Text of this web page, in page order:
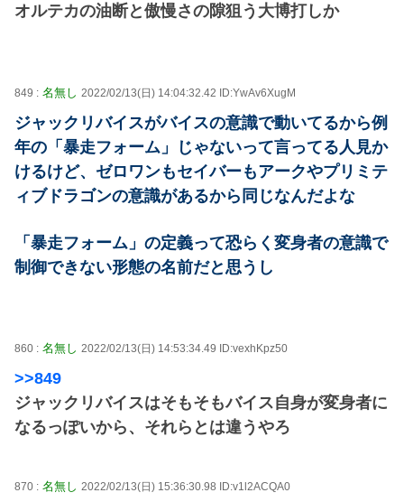
オルテカの油断と傲慢さの隙狙う大博打しか
849 : 名無し 2022/02/13(日) 14:04:32.42 ID:YwAv6XugM
ジャックリバイスがバイスの意識で動いてるから例
年の「暴走フォーム」じゃないって言ってる人見か
けるけど、ゼロワンもセイバーもアークやプリミテ
ィブドラゴンの意識があるから同じなんだよな
「暴走フォーム」の定義って恐らく変身者の意識で
制御できない形態の名前だと思うし
860 : 名無し 2022/02/13(日) 14:53:34.49 ID:vexhKpz50
>>849
ジャックリバイスはそもそもバイス自身が変身者に
なるっぽいから、それらとは違うやろ
870 : 名無し 2022/02/13(日) 15:36:30.98 ID:v1l2ACQA0